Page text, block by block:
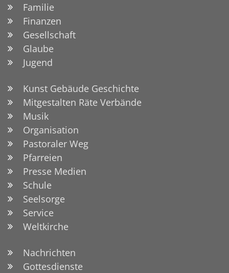
Familie
Finanzen
Gesellschaft
Glaube
Jugend
Kunst Gebäude Geschichte
Mitgestalten Räte Verbände
Musik
Organisation
Pastoraler Weg
Pfarreien
Presse Medien
Schule
Seelsorge
Service
Weltkirche
Nachrichten
Gottesdienste